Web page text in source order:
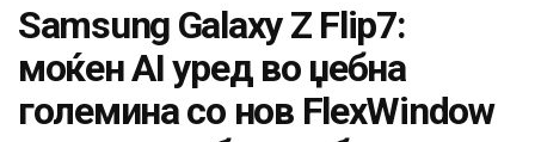
Samsung Galaxy Z Flip7:
моќен AI уред во џебна
големина со нов FlexWindow